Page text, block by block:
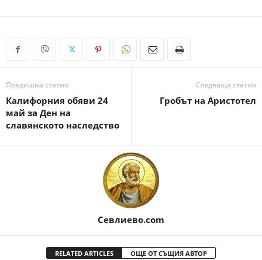
Предишна статия
Калифорния обяви 24
май за Ден на
славянското наследство
Следваща статия
Гробът на Аристотел
Севлиево.com
RELATED ARTICLES ОЩЕ ОТ СЪЩИЯ АВТОР